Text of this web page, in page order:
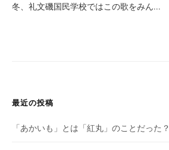
冬、礼文磯国民学校ではこの歌をみん...
最近の投稿
「あかいも」とは「紅丸」のことだった？